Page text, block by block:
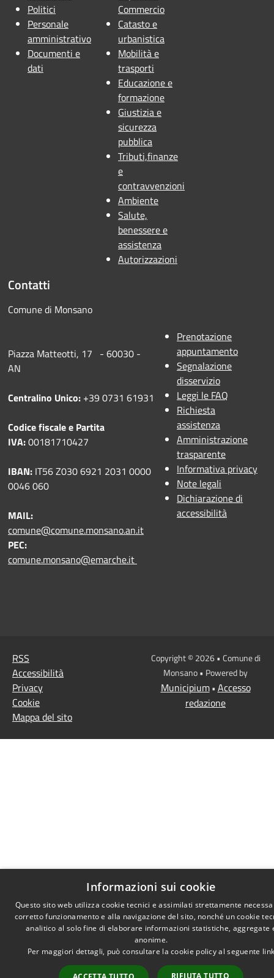
Politici
Personale
amministrativo
Documenti e
dati
Commercio
Catasto e
urbanistica
Mobilità e
trasporti
Educazione e
formazione
Giustizia e
sicurezza
pubblica
Tributi,finanze
e
contravvenzioni
Ambiente
Salute,
benessere e
assistenza
Autorizzazioni
Contatti
Comune di Monsano
Piazza Matteotti, 17 - 60030 -
AN
Centralino Unico: +39 0731 61931
Codice fiscale e Partita
IVA:00181710427
IBAN: IT56 Z030 6921 2031 0000
0046 060
MAIL:
comune@comune.monsano.an.it
PEC:
comune.monsano@emarche.it
Prenotazione
appuntamento
Segnalazione
disservizio
Leggi le FAQ
Richiesta
assistenza
Amministrazione
trasparente
Informativa privacy
Note legali
Dichiarazione di
accessibilità
RSS
Accessibilità
Privacy
Cookie
Mappa del sito
Copyright © 2026 • Comune di
Monsano • Powered by
Municipium• Accesso
redazione
Informazioni sui cookie
Questo sito web utilizza cookie tecnici e assimilati strettamente
corretto funzionamento e alla navigazione del sito, nonché un cookie
analitico al solo fine di elaborare informazioni statistiche, aggregate
anonime.
Per maggiori dettagli, può consultare la cookie policy al seguente
RIFIUTA TUTTO